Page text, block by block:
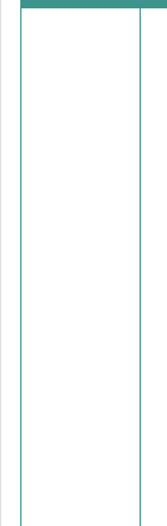
BDIGITAL